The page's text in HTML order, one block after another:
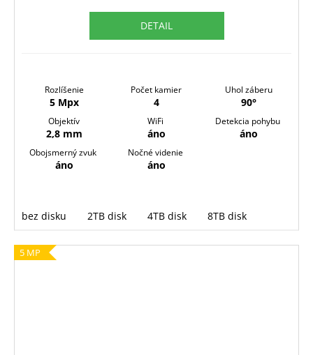
DETAIL
Rozlíšenie
5 Mpx
Počet kamier
4
Uhol záberu
90°
Objektív
2,8 mm
WiFi
áno
Detekcia pohybu
áno
Obojsmerný zvuk
áno
Nočné videnie
áno
bez disku 2TB disk 4TB disk 8TB disk
5 MP